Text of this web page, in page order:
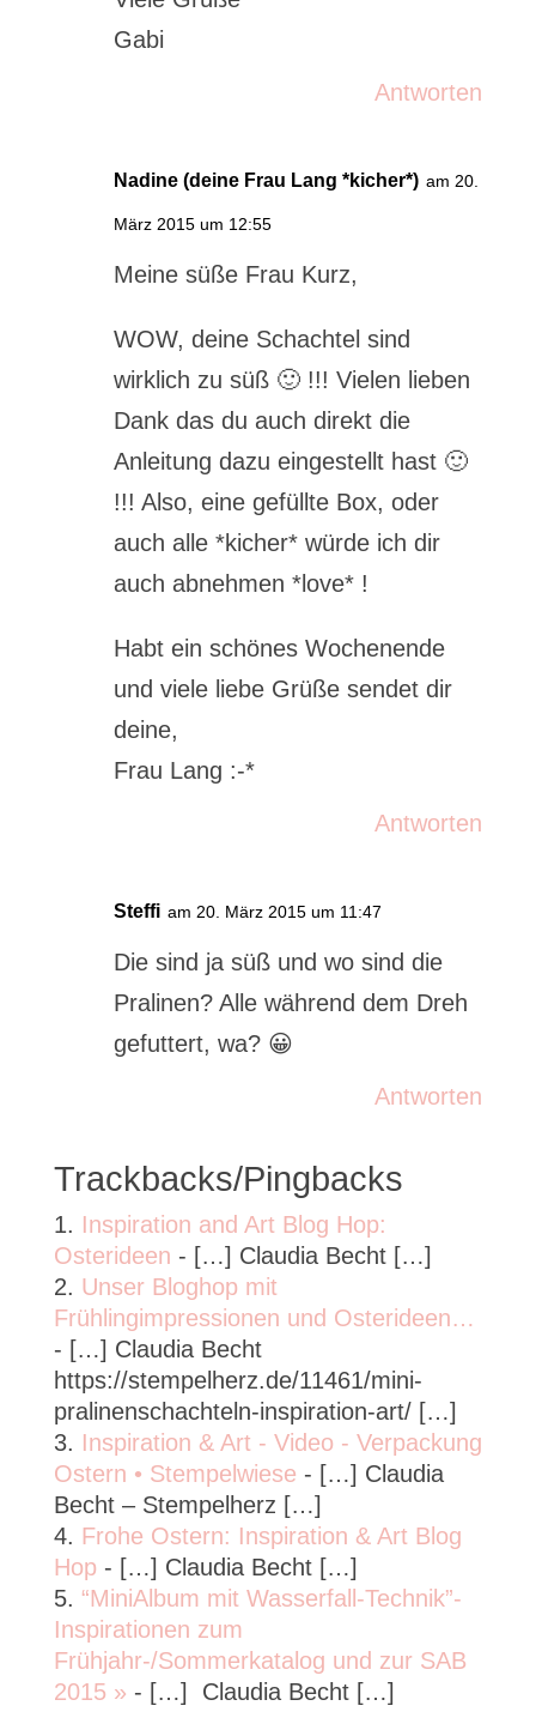
Gabi
Antworten
Nadine (deine Frau Lang *kicher*) am 20.
März 2015 um 12:55
Meine süße Frau Kurz,
WOW, deine Schachtel sind
wirklich zu süß 🙂 !!! Vielen lieben
Dank das du auch direkt die
Anleitung dazu eingestellt hast 🙂
!!! Also, eine gefüllte Box, oder
auch alle *kicher* würde ich dir
auch abnehmen *love* !
Habt ein schönes Wochenende
und viele liebe Grüße sendet dir
deine,
Frau Lang :-*
Antworten
Steffi am 20. März 2015 um 11:47
Die sind ja süß und wo sind die
Pralinen? Alle während dem Dreh
gefuttert, wa? 😀
Antworten
Trackbacks/Pingbacks
Inspiration and Art Blog Hop:
Osterideen - […] Claudia Becht […]
Unser Bloghop mit
Frühlingimpressionen und Osterideen…
- […] Claudia Becht
https://stempelherz.de/11461/mini-
pralinenschachteln-inspiration-art/ […]
Inspiration & Art - Video - Verpackung
Ostern • Stempelwiese - […] Claudia
Becht – Stempelherz […]
Frohe Ostern: Inspiration & Art Blog
Hop - […] Claudia Becht […]
“MiniAlbum mit Wasserfall-Technik”-
Inspirationen zum
Frühjahr-/Sommerkatalog und zur SAB
2015 » - […] Claudia Becht […]